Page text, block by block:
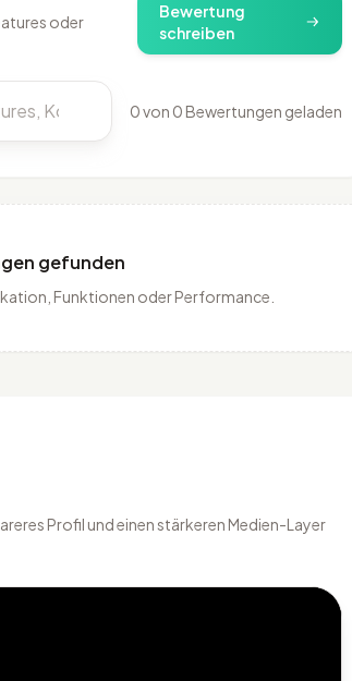
oder
Bewertung
schreiben
0 von 0 Bewertungen geladen
gefunden
Funktionen oder Performance.
Profil und einen stärkeren Medien-Layer